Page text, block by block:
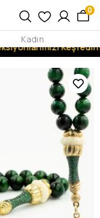
Keşfedin!
0
Kadın